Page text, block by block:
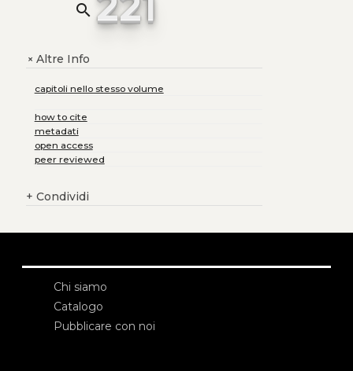
search
+Altre Info
capitoli nello stesso volume
how to cite
metadati
open access
peer reviewed
+ Condividi
Chi siamo
Catalogo
Pubblicare con noi